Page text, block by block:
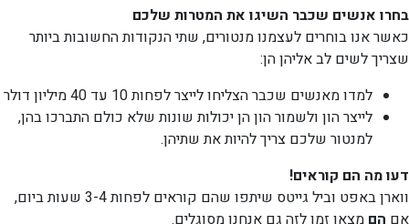
בחרו אנשים שכבר השיגו את המטרות שלכם
כאשר אנו בוחרים לעצמנו מנטורים, שתי הנקודות החשובות ביותר
שצריך לשים לב אליהן הן:
למדו מאנשים שכבר הצליחו לייצר לפחות 10 עד 40 מיליון דולר
לייצר הון ולשמור הון הן יכולות שונות שלא כולם התברכו בהן,
למנטור שלכם צריך להיות את שתיהן.
דעו מה הם קוראים!
ווארן באפט וביל גייטס שיתפו שהם קוראים לפחות 3-4 שעות ביום,
אם הם מצאו זמן לזה גם אנחנו מסוגלים.